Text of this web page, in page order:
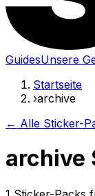
GuidesUnsere
Startseite
›archive
← Alle Sticker-
archive